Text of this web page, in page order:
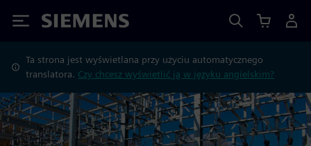
Siemens
Ta strona jest wyświetlana przy użyciu automatycznego
translatora. Czy chcesz wyświetlić ją w języku angielskim?